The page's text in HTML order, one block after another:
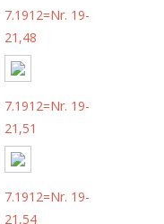
7.1912=Nr. 19-
21,48
7.1912=Nr. 19-
21,51
7.1912=Nr. 19-
21,54